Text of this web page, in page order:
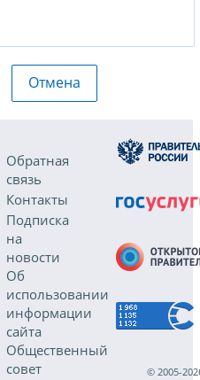
Отмена
Обратная
связь
Контакты
Подписка
на
новости
Об
использовании
информации
сайта
Общественный
совет
© 2005-